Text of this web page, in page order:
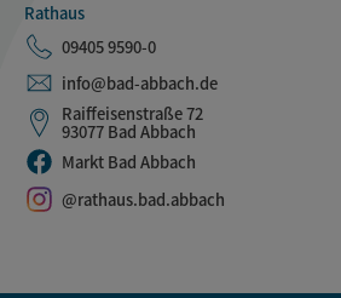
Rathaus
09405 9590-0
info@bad-abbach.de
Raiffeisenstraße 72
93077 Bad Abbach
Markt Bad Abbach
@rathaus.bad.abbach